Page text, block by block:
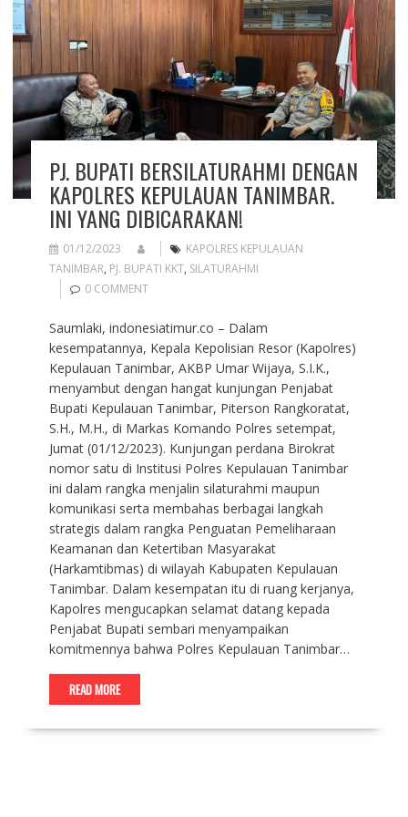
PJ. BUPATI BERSILATURAHMI DENGAN
KAPOLRES KEPULAUAN TANIMBAR.
INI YANG DIBICARAKAN!
01/12/2023
KAPOLRES KEPULAUAN
TANIMBAR, PJ. BUPATI KKT, SILATURAHMI
0 COMMENT
Saumlaki, indonesiatimur.co – Dalam
kesempatannya, Kepala Kepolisian Resor (Kapolres)
Kepulauan Tanimbar, AKBP Umar Wijaya, S.I.K.,
menyambut dengan hangat kunjungan Penjabat
Bupati Kepulauan Tanimbar, Piterson Rangkoratat,
S.H., M.H., di Markas Komando Polres setempat,
Jumat (01/12/2023). Kunjungan perdana Birokrat
nomor satu di Institusi Polres Kepulauan Tanimbar
ini dalam rangka menjalin silaturahmi maupun
komunikasi serta membahas berbagai langkah
strategis dalam rangka Penguatan Pemeliharaan
Keamanan dan Ketertiban Masyarakat
(Harkamtibmas) di wilayah Kabupaten Kepulauan
Tanimbar. Dalam kesempatan itu di ruang kerjanya,
Kapolres mengucapkan selamat datang kepada
Penjabat Bupati sembari menyampaikan
komitmennya bahwa Polres Kepulauan Tanimbar…
READ MORE